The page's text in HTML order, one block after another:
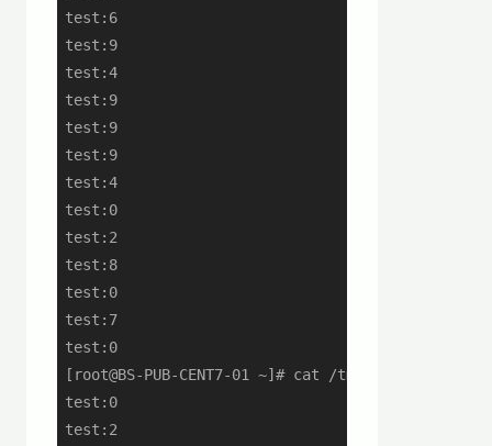
test:6
test:9
test:4
test:9
test:9
test:9
test:4
test:0
test:2
test:8
test:0
test:7
test:0
[root@BS-PUB-CENT7-01 ~]# cat /tmp/test.txt |
test:0
test:2